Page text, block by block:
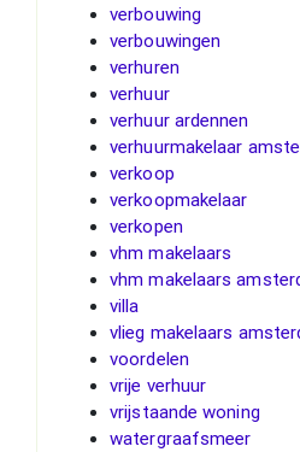
verbouwing
verbouwingen
verhuren
verhuur
verhuur ardennen
verhuurmakelaar
verkoop
verkoopmakelaar
verkopen
vhm makelaars
vhm makelaars
villa
vlieg makelaars
voordelen
vrije verhuur
vrijstaande woning
watergraafsmeer